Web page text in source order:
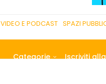
VIDEO E PODCAST SPAZI
Categorie Iscriviti